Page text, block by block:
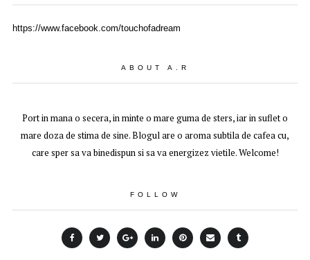
https://www.facebook.com/touchofadream
ABOUT A.R
Port in mana o secera, in minte o mare guma de sters, iar in suflet o
mare doza de stima de sine. Blogul are o aroma subtila de cafea cu,
care sper sa va binedispun si sa va energizez vietile. Welcome!
FOLLOW